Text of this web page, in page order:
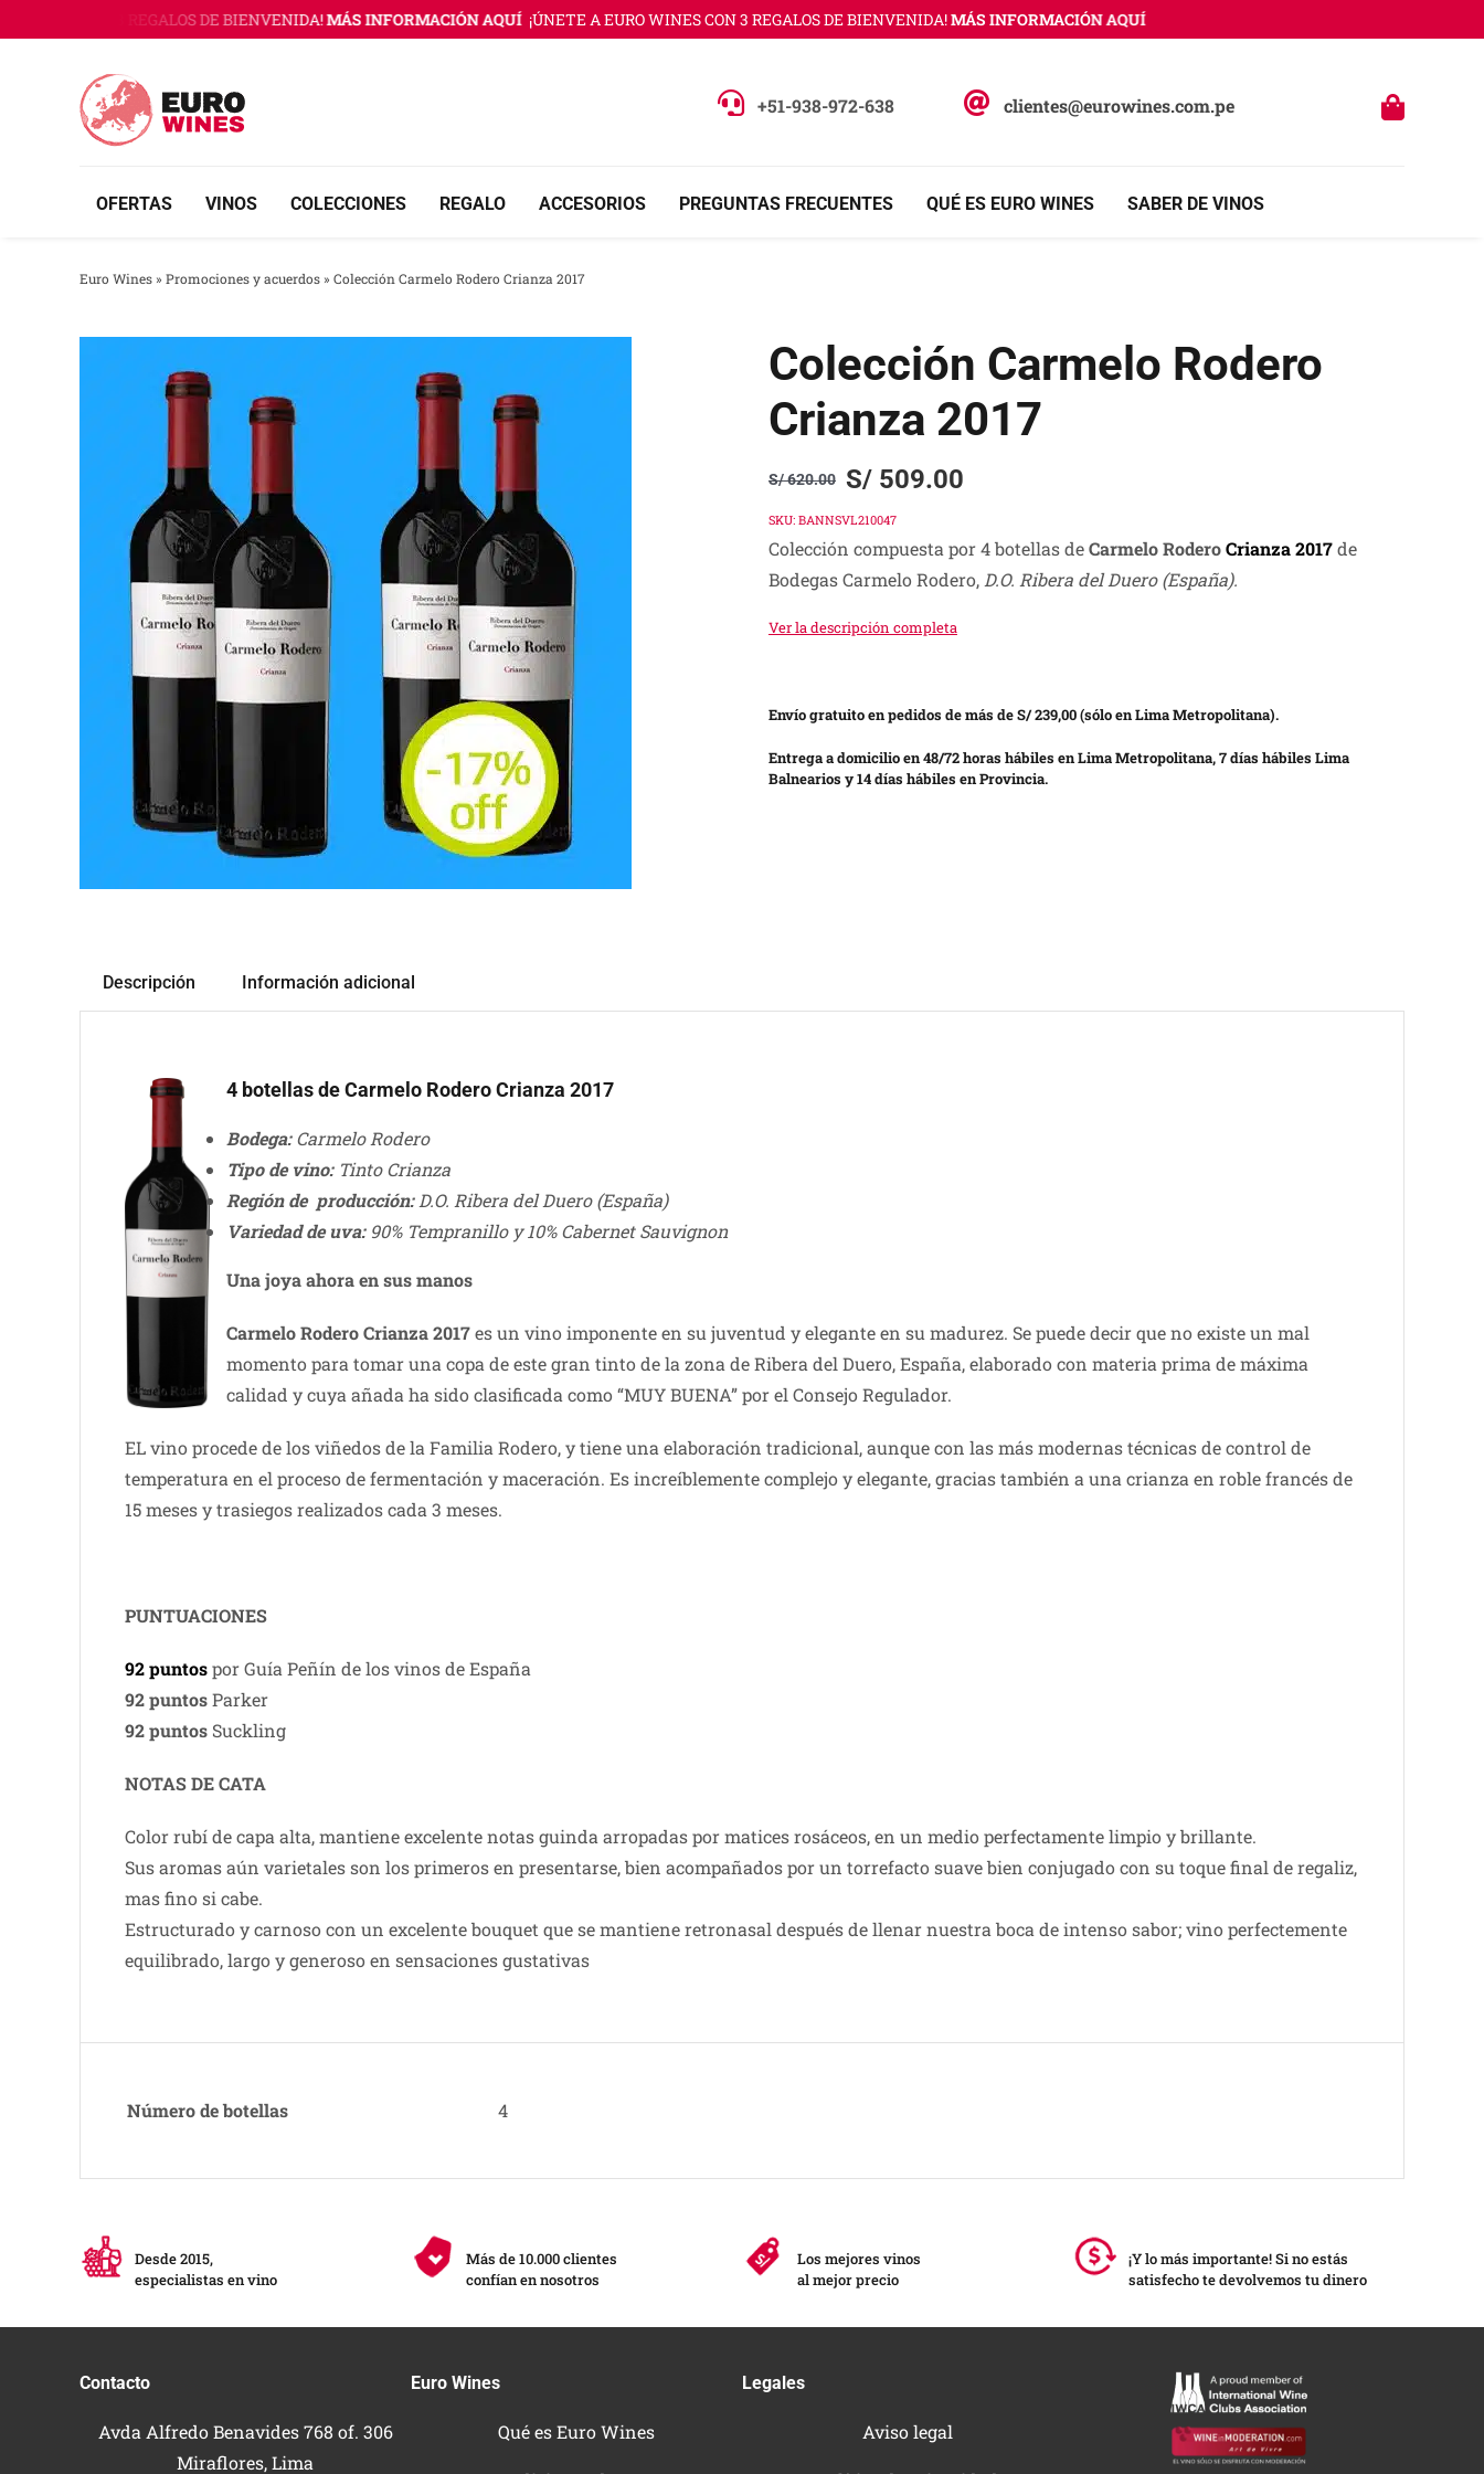
al
WINES CON 3 REGALOS DE BIENVENIDA!MÁS INFORMACIÓN AQUÍ ¡ÚNETE A EURO WINES CON 3 REGALOS DE BIENVENIDA!MÁS INFORMACIÓN AQUÍ
+51-938-972-638 clientes@eurowines.com.pe
OFERTAS VINOS COLECCIONES REGALO ACCESORIOS PREGUNTAS FRECUENTES QUÉ ES EURO WINES SABER DE VINOS
Euro Wines» Promociones y acuerdos» Colección Carmelo Rodero Crianza 2017
Colección Carmelo Rodero
Crianza 2017
S/620.00
Original
price
was:
S/ 620.00.
S/509.00
Current
price
is:
S/ 509.00.
SKU: BANNSVL210047
Colección compuesta por 4 botellas deCarmelo RoderoCrianza 2017de
Bodegas Carmelo Rodero, D.O. Ribera del Duero(España).
Ver la descripción completa
Envío gratuito en pedidos de más de S/ 239,00 (sólo en Lima Metropolitana).
Entrega a domicilio en 48/72 horas hábiles en Lima Metropolitana, 7 días hábiles Lima
Balnearios y 14 días hábiles en Provincia.
Descripción Información adicional
4 botellas de Carmelo Rodero Crianza 2017
Bodega: Carmelo Rodero
Tipo de vino:Tinto Crianza
Región de producción:D.O. Ribera del Duero (España)
Variedad de uva: 90% Tempranillo y 10% Cabernet Sauvignon
Una joya ahora en sus manos
Carmelo Rodero Crianza 2017es un vino imponente en su juventud y elegante en su madurez. Se puede decir que no existe un mal
momento para tomar una copa de este gran tinto de la zona de Ribera del Duero, España, elaborado con materia prima de máxima
calidad y cuya añada ha sido clasificada como “MUY BUENA” por el Consejo Regulador.
EL vino procede de los viñedos de la Familia Rodero, y tiene una elaboración tradicional, aunque con las más modernas técnicas de control de
temperatura en el proceso de fermentación y maceración. Es increíblemente complejo y elegante, gracias también a una crianza en roble francés de
15 meses y trasiegos realizados cada 3 meses.
PUNTUACIONES
92 puntospor Guía Peñín de los vinos de España
92 puntosParker
92 puntosSuckling
NOTAS DE CATA
Color rubí de capa alta, mantiene excelente notas guinda arropadas por matices rosáceos, en un medio perfectamente limpio y brillante.
Sus aromas aún varietales son los primeros en presentarse, bien acompañados por un torrefacto suave bien conjugado con su toque ­final de regaliz,
mas ­fino si cabe.
Estructurado y carnoso con un excelente bouquet que se mantiene retronasal después de llenar nuestra boca de intenso sabor; vino perfectemente
equilibrado, largo y generoso en sensaciones gustativas
Número de botellas 4
Desde 2015,
especialistas en vino
Más de 10.000 clientes
confían en nosotros
Los mejores vinos
al mejor precio
¡Y lo más importante! Si no estás
satisfecho te devolvemos tu dinero
Contacto
Avda Alfredo Benavides 768 of. 306
Miraflores, Lima
Euro Wines
Qué es Euro Wines
Legales
Aviso legal